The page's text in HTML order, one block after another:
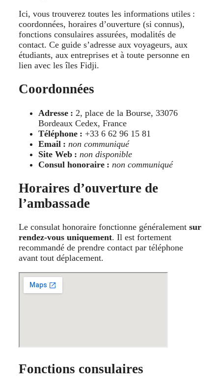
Ici, vous trouverez toutes les informations utiles :
coordonnées, horaires d’ouverture (si connus),
fonctions consulaires assurées, modalités de
contact. Ce guide s’adresse aux voyageurs, aux
étudiants, aux entreprises et à toute personne en
lien avec les îles Fidji.
Coordonnées
Adresse : 2, place de la Bourse, 33076
Bordeaux Cedex, France
Téléphone : +33 6 62 96 15 81
Email : non communiqué
Site Web : non disponible
Consul honoraire : non communiqué
Horaires d’ouverture de
l’ambassade
Le consulat honoraire fonctionne généralement sur
rendez-vous uniquement. Il est fortement
recommandé de prendre contact par téléphone
avant tout déplacement.
Fonctions consulaires